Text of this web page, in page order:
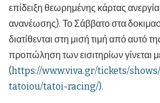
επίδειξη θεωρημένης κάρτας
ανανέωσης). Το Σάββατο στα
διατίθενται στη μισή τιμή από αυτό
προπώληση των εισιτηρίων γίνεται
(https://www.viva.gr/tickets/
tatoiou/tatoi-racing/).